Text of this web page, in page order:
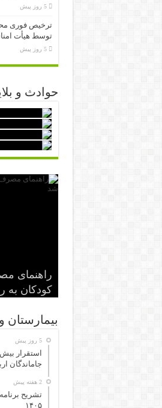
5 روز پیش
ترخیص فوری
توسط هیأت
5 روز پیش
حوادث و
کودکان به
نخستین
ریه ساخت
شرح وظایف
بیماری»
سیگار
هفتاد و
آغاز به کار
بیمارستان
5 روز پیش
استقرار
جاماندگان
2 هفته پیش
تشریح
۱۴۰۵